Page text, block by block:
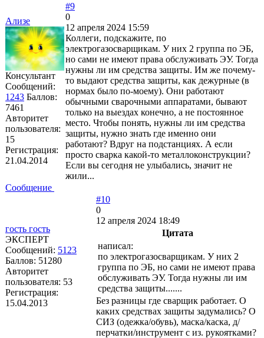
Ализе
Консультант
Сообщений:
1243 Баллов:
7461
Авторитет
пользователя:
15
Регистрация:
21.04.2014
#9
0
12 апреля 2024 15:59
Коллеги, подскажите, по
электрогазосварщикам. У них 2 группа по ЭБ,
но сами не имеют права обслуживать ЭУ. Тогда
нужны ли им средства защиты. Им же почему-
то выдают средства защиты, как дежурные (в
нормах было по-моему). Они работают
обычными сварочными аппаратами, бывают
только на выездах конечно, а не постоянное
место. Чтобы понять, нужны ли им средства
защиты, нужно знать где именно они
работают? Вдруг на подстанциях. А если
просто сварка какой-то металлоконструкции?
Если вы сегодня не улыбались, значит не
жили...
Сообщение
гость гость
ЭКСПЕРТ
Сообщений: 5123
Баллов: 51280
Авторитет
пользователя: 53
Регистрация:
15.04.2013
#10
0
12 апреля 2024 18:49
Цитата
написал:
по электрогазосварщикам. У них 2
группа по ЭБ, но сами не имеют права
обслуживать ЭУ. Тогда нужны ли им
средства защиты.......
Без разницы где сварщик работает. О
каких средствах защиты задумались? О
СИЗ (одежка/обувь), маска/каска, д/
перчатки/инструмент с из. рукоятками?